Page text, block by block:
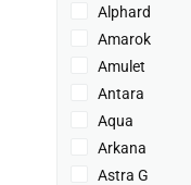
Alphard
Amarok
Amulet
Antara
Aqua
Arkana
Astra G